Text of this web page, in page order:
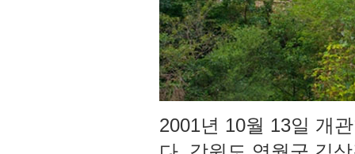
2001년 10월 13일 개